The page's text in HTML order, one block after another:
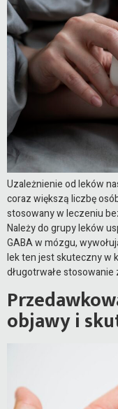
Uzależnienie od leków
coraz większą liczbę
stosowany w leczeniu
Należy do grupy leków
GABA w mózgu,
lek ten jest skuteczny w
długotrwałe stosowanie
objawy i